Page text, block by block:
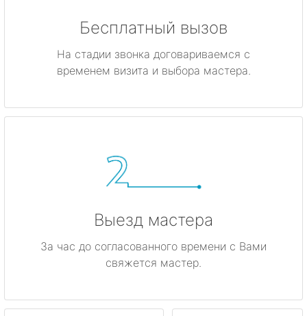
Бесплатный вызов
На стадии звонка договариваемся с
временем визита и выбора мастера.
Выезд мастера
За час до согласованного времени с Вами
свяжется мастер.